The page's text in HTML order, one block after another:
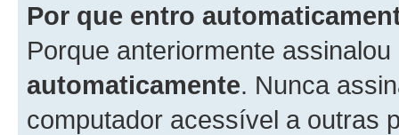
Por que entro
Porque anteriormente
automaticamente. Nunca
computador acessível a outras